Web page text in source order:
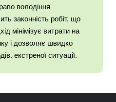
володіння
законність робіт, що
мінімізує витрати на
і дозволяє швидко
екстреної ситуації.